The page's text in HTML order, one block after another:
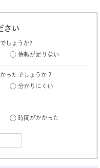
さい
しょうか?
情報が足りない
ったでしょうか？
分かりにくい
時間がかかった